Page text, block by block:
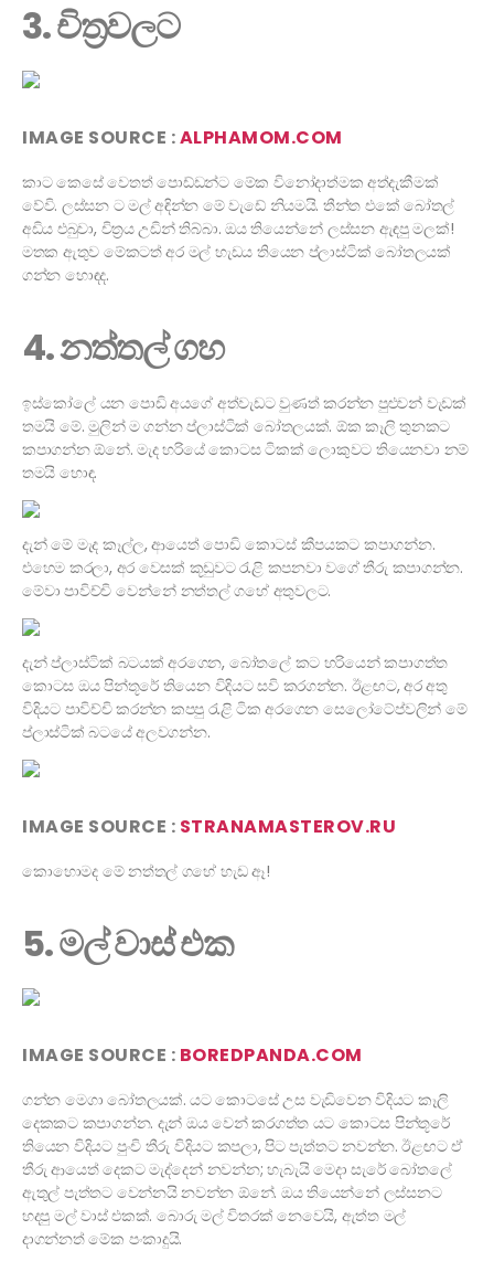
3. චිත්‍රවලට
IMAGE SOURCE :ALPHAMOM.COM
කාට කෙසේ වෙතත් පොඩ්ඩන්ට මේක විනෝදාත්මක අත්දැකීමක්
වේවි. ලස්සන ට මල් අඳින්න මේ වැඩේ නියමයි. තීන්ත එකේ බෝතල්
අඩිය එබුවා, චිත්‍රය උඩින් තිබ්බා. ඔය තියෙන්නේ ලස්සන ඇඳපු මලක්!
මතක ඇතුව මේකටත් අර මල් හැඩය තියෙන ප්ලාස්ටික් බෝතලයක්
ගන්න හොඳද.
4. නත්තල් ගහ
ඉස්කෝලේ යන පොඩි අයගේ අත්වැඩට වුණත් කරන්න පුළුවන් වැඩක්
තමයි මේ. මුලින් ම ගන්න ප්ලාස්ටික් බෝතලයක්. ඕක කෑලි තුනකට
කපාගන්න ඕනේ. මැද හරියේ කොටස ටිකක් ලොකුවට තියෙනවා නම්
තමයි හොඳ.
දැන් මේ මැද කෑල්ල, ආයෙත් පොඩි කොටස් කීපයකට කපාගන්න.
එහෙම කරලා, අර වෙසක් කූඩුවට රැළි කපනවා වගේ තීරු කපාගන්න.
මේවා පාවිච්චි වෙන්නේ නත්තල් ගහේ අතුවලට.
දැන් ප්ලාස්ටික් බටයක් අරගෙන, බෝතලේ කට හරියෙන් කපාගත්ත
කොටස ඔය පින්තූරේ තියෙන විදියට සවි කරගන්න. ඊළඟට, අර අතු
විදියට පාවිච්චි කරන්න කපපු රැළි ටික අරගෙන සෙලෝටේප්වලින් මේ
ප්ලාස්ටික් බටයේ අලවගන්න.
IMAGE SOURCE : STRANAMASTEROV.RU
කොහොමද මේ නත්තල් ගහේ හැඩ ඈ!
5. මල් වාස් එක
IMAGE SOURCE : BOREDPANDA.COM
ගන්න මෙගා බෝතලයක්. යට කොටසේ උස වැඩිවෙන විදියට කෑලි
දෙකකට කපාගන්න. දැන් ඔය වෙන් කරගත්ත යට කොටස පින්තූරේ
තියෙන විදියට පුංචි තීරු විදියට කපලා, පිට පැත්තට නවන්න. ඊළඟට ඒ
තීරු ආයෙත් දෙකට මැද්දෙන් නවන්න; හැබැයි මෙදා සැරේ බෝතලේ
ඇතුල් පැත්තට වෙන්නයි නවන්න ඕනේ. ඔය තියෙන්නේ ලස්සනට
හදපු මල් වාස් එකක්. බොරු මල් විතරක් නෙවෙයි, ඇත්ත මල්
දාගන්නත් මේක පංකාදුයි.